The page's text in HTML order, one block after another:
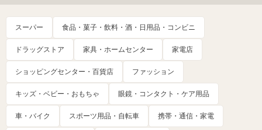
スーパー 食品・菓子・飲料・酒・日用品・コンビニ
ドラッグストア 家具・ホームセンター 家電店
ショッピングセンター・百貨店 ファッション
キッズ・ベビー・おもちゃ 眼鏡・コンタクト・ケア用品
車・バイク スポーツ用品・自転車 携帯・通信・家電